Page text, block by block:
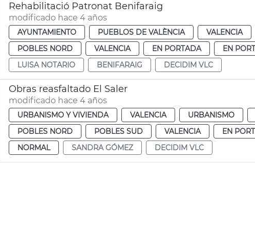
Rehabilitació Patronat Benifaraig
modificado hace 4 años
AYUNTAMIENTO PUEBLOS DE VALÈNCIA VALENCIA
POBLES NORD
VALENCIA EN PORTADA EN
LUISA NOTARIO
BENIFARAIG DECIDIM VLC
Obras reasfaltado El Saler
modificado hace 4 años
URBANISMO Y VIVIENDA VALENCIA URBANISMO
POBLES NORD
POBLES SUD VALENCIA EN
NORMAL
SANDRA GÓMEZ DECIDIM VLC